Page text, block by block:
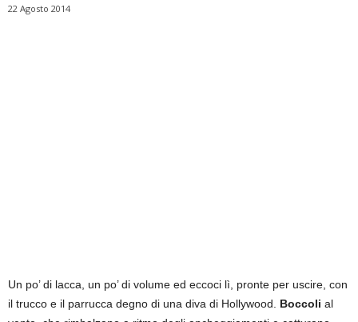
22 Agosto 2014
Un po’ di lacca, un po’ di volume ed eccoci lì, pronte per uscire, con
il trucco e il parrucca degno di una diva di Hollywood. Boccoli al